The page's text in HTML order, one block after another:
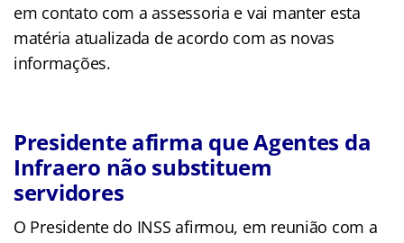
em contato com a assessoria e vai manter esta
matéria atualizada de acordo com as novas
informações.
Presidente afirma que Agentes da
Infraero não substituem
servidores
O Presidente do INSS afirmou, em reunião com a